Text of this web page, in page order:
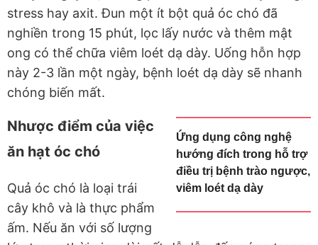
stress hay axit. Đun một ít bột quả óc chó đã
nghiền trong 15 phút, lọc lấy nước và thêm mật
ong có thể chữa viêm loét dạ dày. Uống hỗn hợp
này 2-3 lần một ngày, bệnh loét dạ dày sẽ nhanh
chóng biến mất.
Ứng dụng công nghệ
hướng đích trong hỗ trợ
điều trị bệnh trào ngược,
viêm loét dạ dày
Nhược điểm của việc
ăn hạt óc chó
Quả óc chó là loại trái
cây khô và là thực phẩm
ấm. Nếu ăn với số lượng